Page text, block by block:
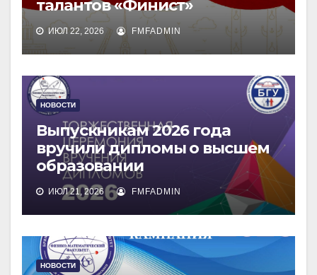
талантов «Финист»
ИЮЛ 22, 2026 FMFADMIN
НОВОСТИ
Выпускникам 2026 года
вручили дипломы о высшем
образовании
ИЮЛ 21, 2026 FMFADMIN
НОВОСТИ